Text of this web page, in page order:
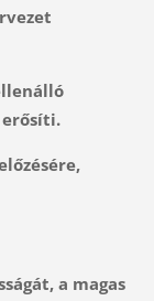
erősíti.
a magas